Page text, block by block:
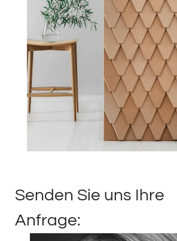
Akustik
Senden Sie uns Ihre
Anfrage: